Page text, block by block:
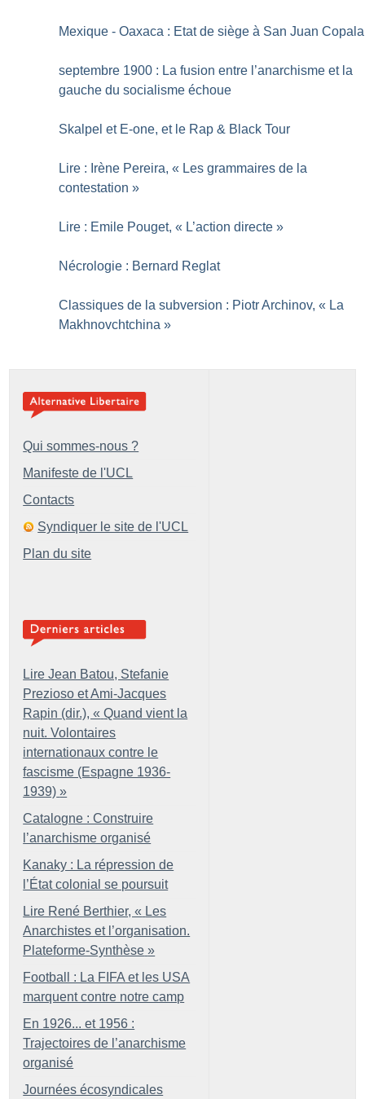
Mexique - Oaxaca : Etat de siège à San Juan Copala
septembre 1900 : La fusion entre l’anarchisme et la
gauche du socialisme échoue
Skalpel et E-one, et le Rap & Black Tour
Lire : Irène Pereira, « Les grammaires de la
contestation »
Lire : Emile Pouget, « L’action directe »
Nécrologie : Bernard Reglat
Classiques de la subversion : Piotr Archinov, « La
Makhnovchtchina »
Qui sommes-nous ?
Manifeste de l'UCL
Contacts
Syndiquer le site de l'UCL
Plan du site
Lire Jean Batou, Stefanie
Prezioso et Ami-Jacques
Rapin (dir.), « Quand vient la
nuit. Volontaires
internationaux contre le
fascisme (Espagne 1936-
1939) »
Catalogne : Construire
l’anarchisme organisé
Kanaky : La répression de
l’État colonial se poursuit
Lire René Berthier, « Les
Anarchistes et l’organisation.
Plateforme-Synthèse »
Football : La FIFA et les USA
marquent contre notre camp
En 1926... et 1956 :
Trajectoires de l’anarchisme
organisé
Journées écosyndicales